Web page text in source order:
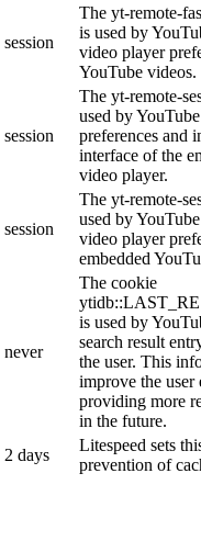
session
The yt-remote-
is used by
video player
YouTube videos.
session
The yt-remote-
used by
preferences and
interface of the
video player.
session
The yt-remote-
used by
video player
embedded
never
The cookie
is used by
search result
the user. This
improve the user
providing more
in the future.
2 days
Litespeed sets
prevention of